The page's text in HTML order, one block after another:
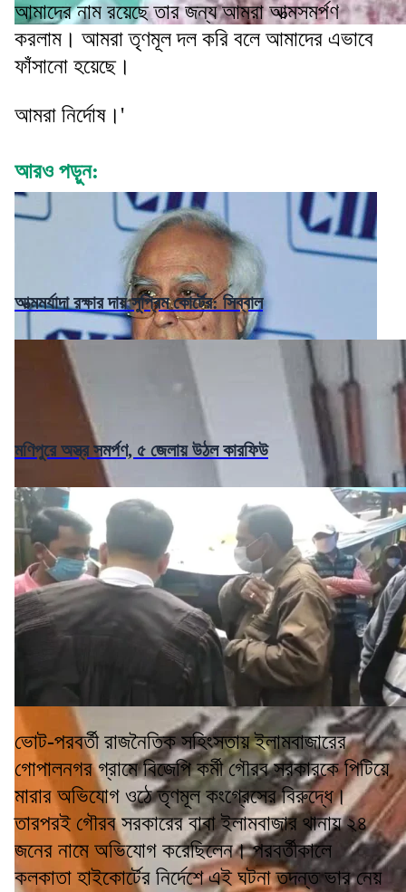
আমাদের নাম রয়েছে তার জন্য আমরা আত্মসমর্পণ
করলাম। আমরা তৃণমূল দল করি বলে আমাদের এভাবে
ফাঁসানো হয়েছে।
আমরা নির্দোষ।'
আরও পড়ুন:
আত্মমর্যাদা রক্ষার দায় সুপ্রিম কোর্টের: সিব্বাল
মণিপুরে অস্ত্র সমর্পণ, ৫ জেলায় উঠল কারফিউ
ভোট-পরবর্তী রাজনৈতিক সহিংসতায় ইলামবাজারের
গোপালনগর গ্রামে বিজেপি কর্মী গৌরব সরকারকে পিটিয়ে
মারার অভিযোগ ওঠে তৃণমূল কংগ্রেসের বিরুদ্ধে।
তারপরই গৌরব সরকারের বাবা ইলামবাজার থানায় ২৪
জনের নামে অভিযোগ করেছিলেন। পরবর্তীকালে
কলকাতা হাইকোর্টের নির্দেশে এই ঘটনা তদন্ত ভার নেয়